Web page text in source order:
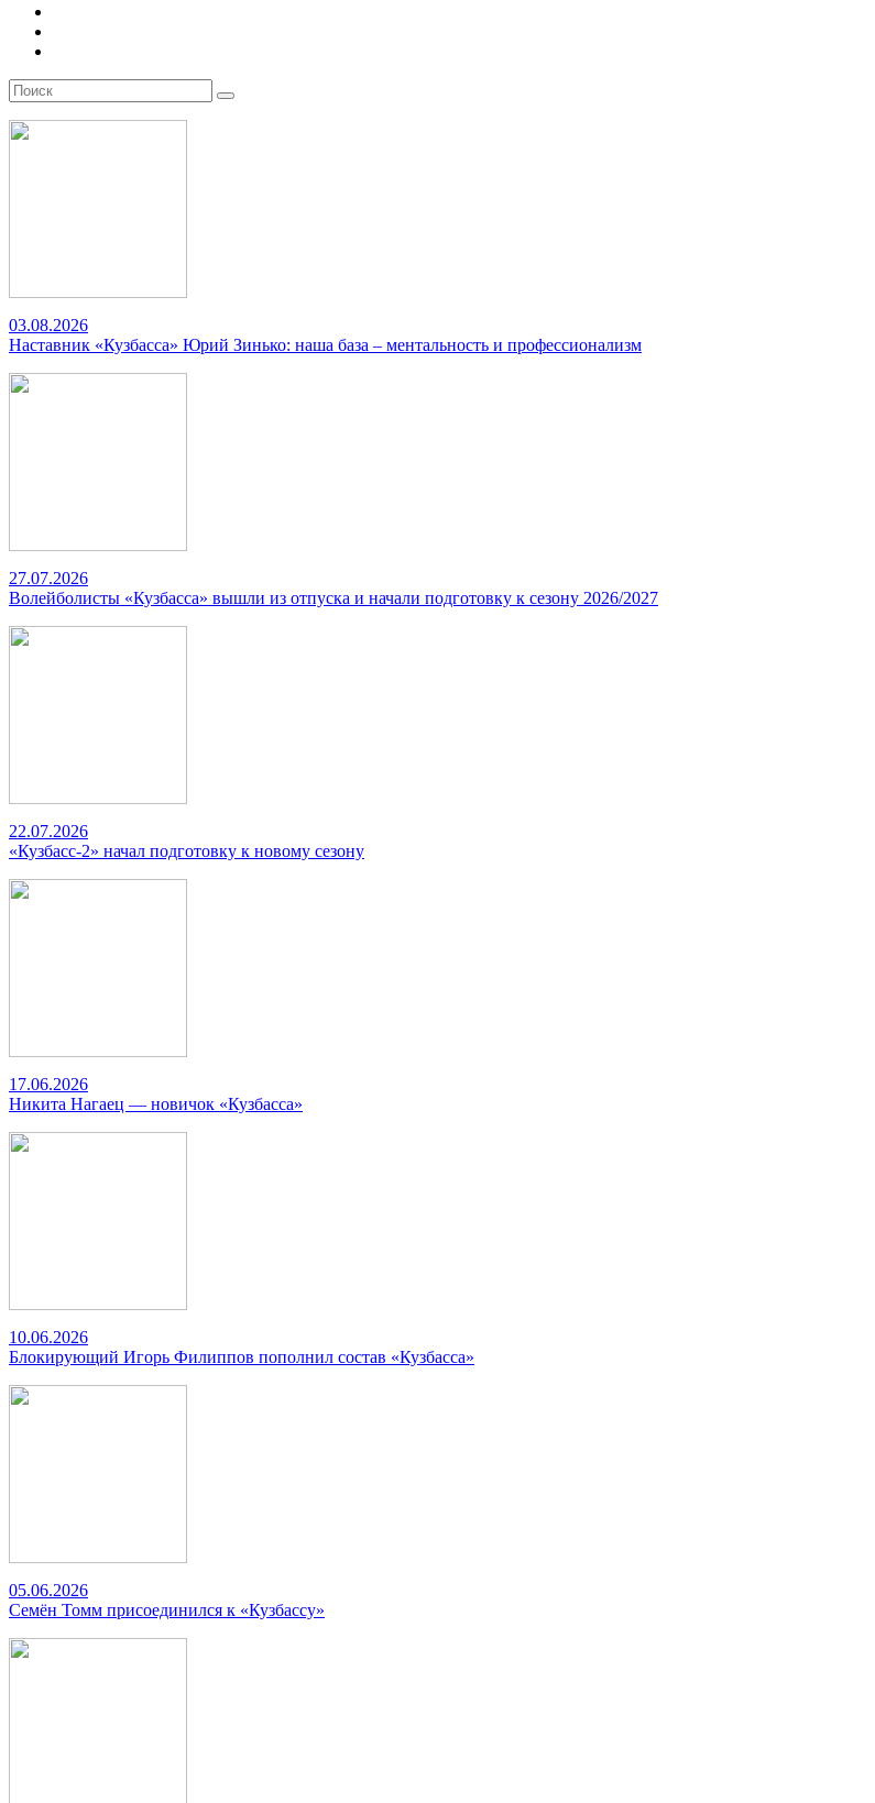
03.08.2026
Наставник «Кузбасса» Юрий Зинько: наша база – ментальность и профессионализм
27.07.2026
Волейболисты «Кузбасса» вышли из отпуска и начали подготовку к сезону 2026/2027
22.07.2026
«Кузбасс-2» начал подготовку к новому сезону
17.06.2026
Никита Нагаец — новичок «Кузбасса»
10.06.2026
Блокирующий Игорь Филиппов пополнил состав «Кузбасса»
05.06.2026
Семён Томм присоединился к «Кузбассу»